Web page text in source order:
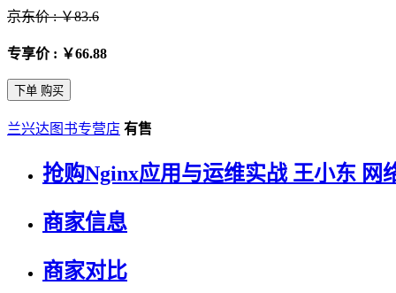
京东价 : ￥83.6
专享价 : ￥66.88
下单 购买
兰兴达图书专营店 有售
抢购Nginx应用与运维实战 王小东 网
商家信息
商家对比